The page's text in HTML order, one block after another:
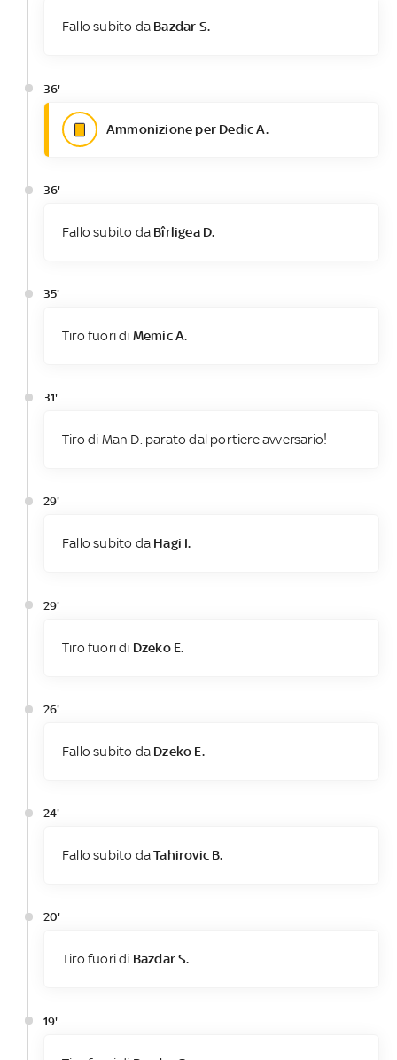
Fallo subito da Bazdar S.
36'
Ammonizione per Dedic A.
36'
Fallo subito da Bîrligea D.
35'
Tiro fuori di Memic A.
31'
Tiro di Man D. parato dal portiere avversario!
29'
Fallo subito da Hagi I.
29'
Tiro fuori di Dzeko E.
26'
Fallo subito da Dzeko E.
24'
Fallo subito daTahirovic B.
20'
Tiro fuori di Bazdar S.
19'